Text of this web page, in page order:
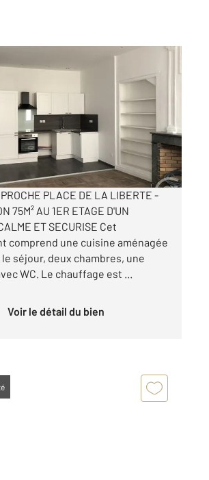
T3 à louer
€
comprises
PLACE DE LA LIBERTE -
75M² AU 1ER ETAGE D'UN
ET SECURISE Cet
comprend une cuisine aménagée
séjour, deux chambres, une
WC. Le chauffage est ...
Voir le détail du bien